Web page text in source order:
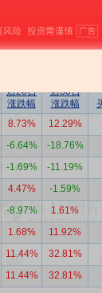
后20日
涨跌幅
后30日
涨跌幅
8.73% 12.29%
-6.64% -18.76%
-1.69% -11.19%
4.47% -1.59%
-8.97% 1.61%
1.68% 11.92%
11.44% 32.81%
11.44% 32.81%